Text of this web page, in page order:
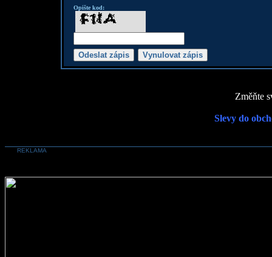
Opište kod:
Změňte
Slevy do
REKLAMA